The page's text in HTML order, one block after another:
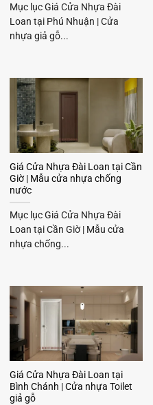
Mục lục Giá Cửa Nhựa Đài
Loan tại Phú Nhuận | Cửa
nhựa giả gỗ...
Giá Cửa Nhựa Đài Loan tại Cần
Giờ | Mẫu cửa nhựa chống
nước
Mục lục Giá Cửa Nhựa Đài
Loan tại Cần Giờ | Mẫu cửa
nhựa chống...
Giá Cửa Nhựa Đài Loan tại
Bình Chánh | Cửa nhựa Toilet
giả gỗ